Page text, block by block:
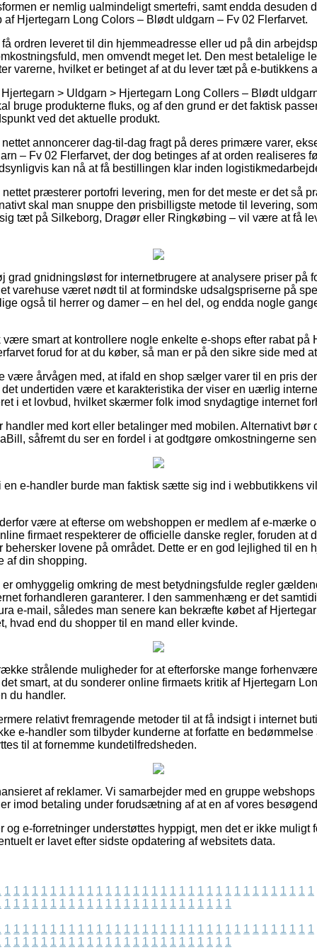
er nemlig ualmindeligt smertefri, samt endda desuden
Hjertegarn Long Colors – Blødt uldgarn – Fv 02 Flerfarvet.
ordren leveret til din hjemmeadresse eller ud på din
men omvendt meget let. Den mest betalelige
varerne, hvilket er betinget af at du lever tæt på e-butikkens
> Uldgarn > Hjertegarn Long Collers – Blødt
bruge produkterne fluks, og af den grund er det faktisk
ved det aktuelle produkt.
annoncerer dag-til-dag fragt på deres primære varer,
– Fv 02 Flerfarvet, der dog betinges af at orden realiseres
kan nå at få bestillingen klar inden
præsterer portofri levering, men for det meste er det så
skal man snuppe den prisbilligste metode til levering,
tæt på Silkeborg, Dragør eller Ringkøbing – vil være at få
grad gnidningsløst for internetbrugere at analysere priser på
varehuse været nødt til at formindske udsalgspriserne på
også til herrer og damer – en hel del, og endda nogle
smart at kontrollere nogle enkelte e-shops efter rabat på
forud for at du køber, så man er på den sikre side med
være årvågen med, at ifald en shop sælger varer til en pris
undertiden være et karakteristika der viser en uærlig
i et lovbud, hvilket skærmer folk imod snydagtige internet
handler med kort eller betalinger med mobilen. Alternativt bør
såfremt du ser en fordel i at godtgøre omkostningerne
en e-handler burde man faktisk sætte sig ind i webbutikkens
være at efterse om webshoppen er medlem af e-mærke
firmaet respekterer de officielle danske regler, foruden at
behersker lovene på området. Dette er en god lejlighed til en
af din shopping.
omhyggelig omkring de mest betydningsfulde regler
forhandleren garanterer. I den sammenhæng er det
e-mail, således man senere kan bekræfte købet af
hvad end du shopper til en mand eller kvinde.
strålende muligheder for at efterforske mange
smart, at du sonderer online firmaets kritik af Hjertegarn
du handler.
relativt fremragende metoder til at få indsigt i internet
e-handler som tilbyder kunderne at forfatte en
til at fornemme kundetilfredsheden.
af reklamer. Vi samarbejder med en gruppe
imod betaling under forudsætning af at en af vores
og e-forretninger understøttes hyppigt, men det er ikke muligt
er lavet efter sidste opdatering af websitets data.
1 1 1 1 1 1 1 1 1 1 1 1 1 1 1 1 1 1 1 1 1 1 1 1 1 1 1 1 1 1 1 1 1 1
1 1 1 1 1 1 1 1 1 1 1 1 1 1 1 1 1 1 1 1 1 1 1 1 1
1 1 1 1 1 1 1 1 1 1 1 1 1 1 1 1 1 1 1 1 1 1 1 1 1 1 1 1 1 1 1 1 1 1
1 1 1 1 1 1 1 1 1 1 1 1 1 1 1 1 1 1 1 1 1 1 1 1 1